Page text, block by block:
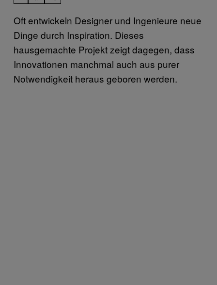
Oft entwickeln Designer und Ingenieure neue
Dinge durch Inspiration. Dieses
hausgemachte Projekt zeigt dagegen, dass
Innovationen manchmal auch aus purer
Notwendigkeit heraus geboren werden.